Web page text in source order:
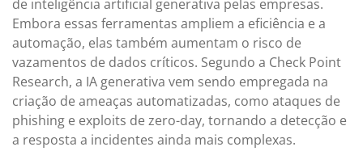
de inteligência artificial generativa pelas empresas.
Embora essas ferramentas ampliem a eficiência e a
automação, elas também aumentam o risco de
vazamentos de dados críticos. Segundo a Check Point
Research, a IA generativa vem sendo empregada na
criação de ameaças automatizadas, como ataques de
phishing e exploits de zero-day, tornando a detecção e
a resposta a incidentes ainda mais complexas.